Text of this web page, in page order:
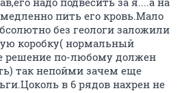
пить его кровь.Мало
без геологи заложили
коробку( нормальный
решение по-любому должен
так непойми зачем еще
в 6 рядов нахрен не